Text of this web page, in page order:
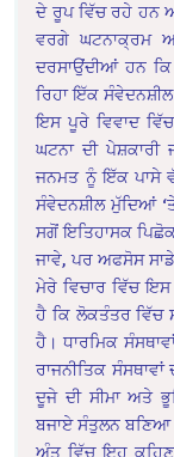
ਦੇ ਰੂਪ ਵਿੱਚ ਰਹੇ ਹਨ
ਵਰਗੇ ਘਟਨਾਕ੍ਰਮ
ਦਰਸਾਉਂਦੀਆਂ ਹਨ
ਰਿਹਾ ਇੱਕ
ਇਸ ਪੂਰੇ ਵਿਵਾਦ
ਘਟਨਾ ਦੀ
ਜਨਮਤ ਨੂੰ ਇੱਕ ਪਾਸੇ
ਸੰਵੇਦਨਸ਼ੀਲ ਮੁੱਦਿਆਂ
ਸਗੋਂ ਇਤਿਹਾਸਕ
ਜਾਵੇ, ਪਰ ਅਫਸੋਸ
ਮੇਰੇ ਵਿਚਾਰ ਵਿੱਚ
ਹੈ ਕਿ ਲੋਕਤੰਤਰ ਵਿੱਚ
ਹੈ। ਧਾਰਮਿਕ
ਰਾਜਨੀਤਿਕ
ਦੂਜੇ ਦੀ ਸੀਮਾ ਅਤੇ
ਬਜਾਏ ਸੰਤੁਲਨ ਬਣਿਆ
ਅੰਤ ਵਿੱਚ ਇਹ